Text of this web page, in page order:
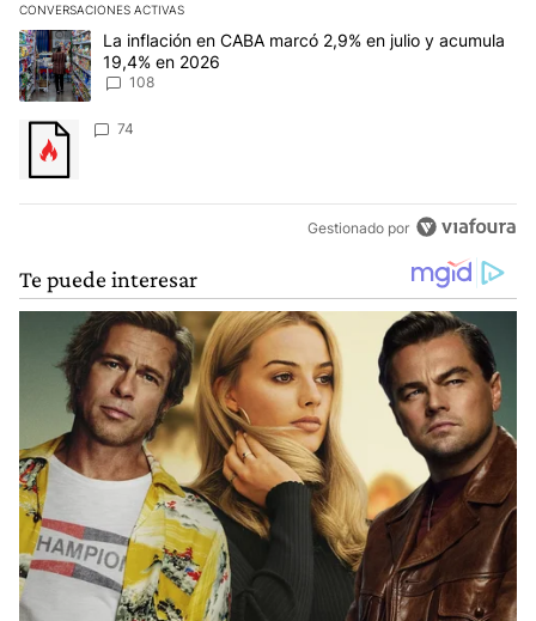
CONVERSACIONES ACTIVAS
Este listado muestra los artículos con más comentarios en los
Un artículo de tendencia con el título "La inflación en CABA
La inflación en CABA marcó 2,9% en julio y acumula
19,4% en 2026
108
Un artículo de tendencia con el título "" con 74 comentarios.
74
Gestionado por